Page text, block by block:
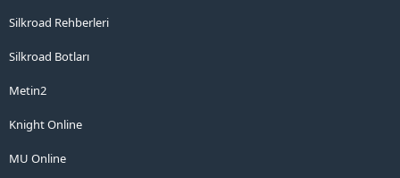
Silkroad Rehberleri
Silkroad Botları
Metin2
Knight Online
MU Online